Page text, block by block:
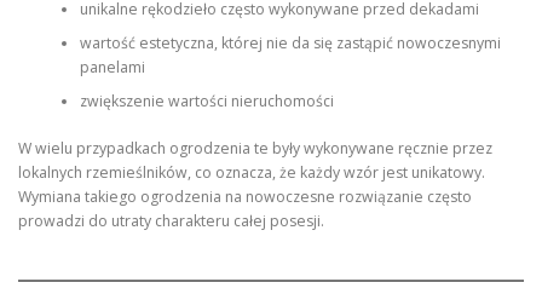
unikalne rękodzieło często wykonywane przed dekadami
wartość estetyczna, której nie da się zastąpić nowoczesnymi
panelami
zwiększenie wartości nieruchomości
W wielu przypadkach ogrodzenia te były wykonywane ręcznie przez
lokalnych rzemieślników, co oznacza, że każdy wzór jest unikatowy.
Wymiana takiego ogrodzenia na nowoczesne rozwiązanie często
prowadzi do utraty charakteru całej posesji.